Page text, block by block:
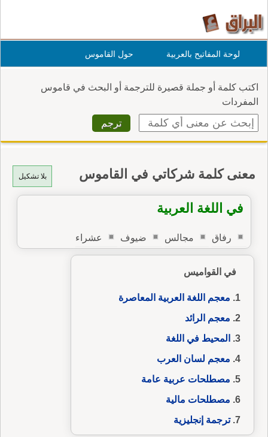
لوحة المفاتيح بالعربية حول القاموس
اكتب كلمة أو جملة قصيرة للترجمة أو البحث في قاموس
المفردات
بلا تشكيل معنى كلمة شركاتي في القاموس
في اللغة العربية
رفاق مجالس ضيوف عشراء
في القواميس
معجم اللغة العربية المعاصرة
معجم الرائد
المحيط في اللغة
معجم لسان العرب
مصطلحات عربية عامة
مصطلحات مالية
ترجمة إنجليزية